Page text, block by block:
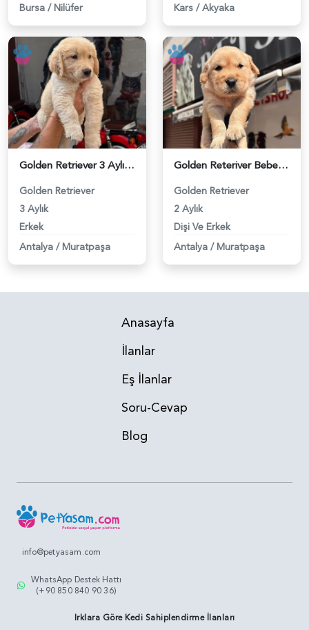
Bursa /Nilüfer
Kars /Akyaka
Golden Retriever 3 Aylık Yuva Arıyor - 5349
Golden Retriever
3 Aylık
Erkek
Antalya /Muratpaşa
Golden Reteriver Bebekler 2 Aylık - 5312
Golden Retriever
2 Aylık
Dişi Ve Erkek
Antalya /Muratpaşa
Anasayfa
İlanlar
Eş İlanlar
Soru-Cevap
Blog
info@petyasam.com
WhatsApp Destek Hattı
(+90 850 840 90 36)
Irklara Göre Kedi Sahiplendirme İlanları